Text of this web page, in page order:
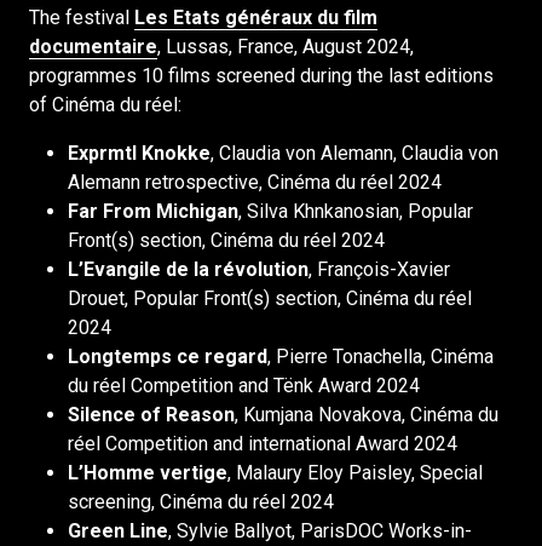
The festival Les Etats généraux du film
documentaire, Lussas, France, August 2024,
programmes 10 films screened during the last editions
of Cinéma du réel:
Exprmtl Knokke, Claudia von Alemann, Claudia von
Alemann retrospective, Cinéma du réel 2024
Far From Michigan, Silva Khnkanosian, Popular
Front(s) section, Cinéma du réel 2024
L’Evangile de la révolution, François-Xavier
Drouet, Popular Front(s) section, Cinéma du réel
2024
Longtemps ce regard, Pierre Tonachella, Cinéma
du réel Competition and Tënk Award 2024
Silence of Reason, Kumjana Novakova, Cinéma du
réel Competition and international Award 2024
L’Homme vertige, Malaury Eloy Paisley, Special
screening, Cinéma du réel 2024
Green Line, Sylvie Ballyot, ParisDOC Works-in-